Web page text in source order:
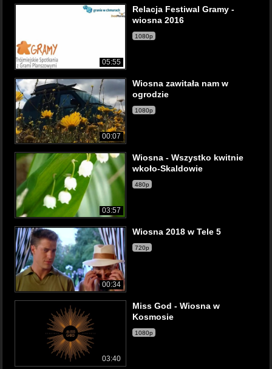
05:55
Relacja Festiwal Gramy -
wiosna 2016
1080p
00:07
Wiosna zawitała nam w
ogrodzie
1080p
03:57
Wiosna - Wszystko kwitnie
wkoło-Skaldowie
480p
00:34
Wiosna 2018 w Tele 5
720p
03:40
Miss God - Wiosna w
Kosmosie
1080p